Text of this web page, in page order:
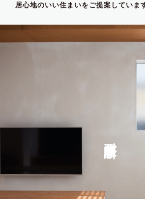
居心地のいい住まいをご提案していま